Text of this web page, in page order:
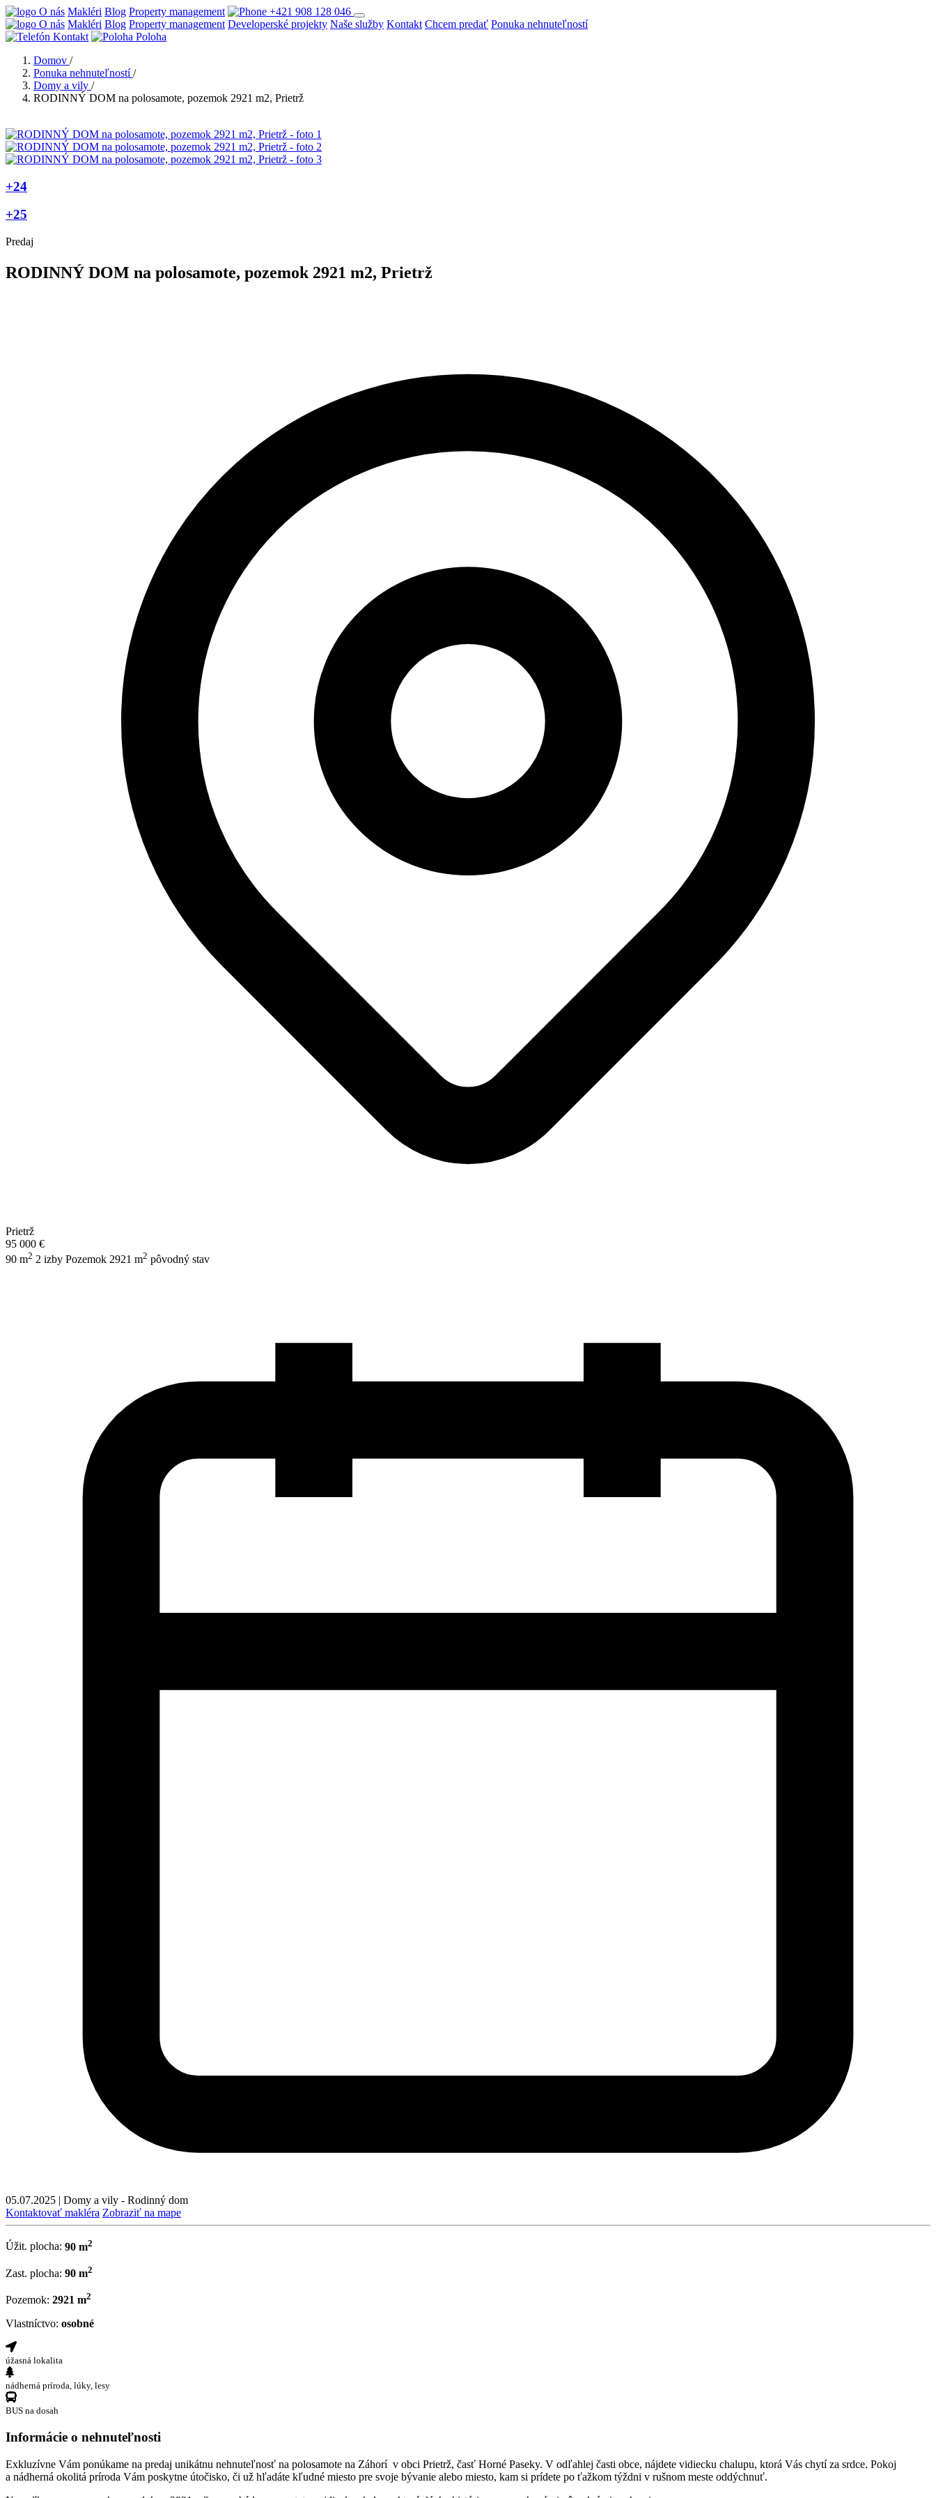
O nás Makléri Blog Property management
+421 908 128 046
O nás Makléri Blog Property management Developerské projekty Naše služby Kontakt Chcem predať Ponuka nehnuteľností
Kontakt
Poloha
Domov /
Ponuka nehnuteľností /
Domy a vily /
RODINNÝ DOM na polosamote, pozemok 2921 m2, Prietrž
+24
+25
Predaj
RODINNÝ DOM na polosamote, pozemok 2921 m2, Prietrž
Prietrž
95 000 €
90 m2 2 izby Pozemok 2921 m2 pôvodný stav
05.07.2025 | Domy a vily - Rodinný dom
Kontaktovať makléra Zobraziť na mape
Úžit. plocha: 90 m2
Zast. plocha: 90 m2
Pozemok: 2921 m2
Vlastníctvo: osobné
úžasná lokalita
nádherná príroda, lúky, lesy
BUS na dosah
Informácie o nehnuteľnosti
Exkluzívne Vám ponúkame na predaj unikátnu nehnuteľnosť na polosamote na Záhorí v obci Prietrž, časť Horné Paseky. V odľahlej časti obce, nájdete vidiecku chalupu, ktorá Vás chytí za srdce. Pokoj
a nádherná okolitá príroda Vám poskytne útočisko, či už hľadáte kľudné miesto pre svoje bývanie alebo miesto, kam si prídete po ťažkom týždni v rušnom meste oddýchnuť.